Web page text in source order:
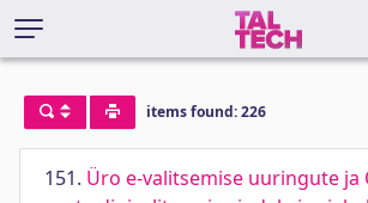
items found: 226
151. Üro e-valitsemise uuringute ja